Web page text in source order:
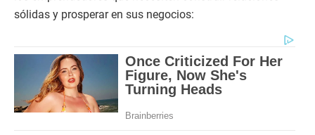
sólidas y prosperar en sus negocios: